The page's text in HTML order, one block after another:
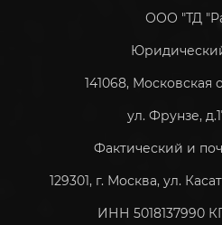
ООО "ТД
141068, Московская
ул. Фрунзе,
Фактический и
129301, г. Москва, ул.
ИНН 5018137990